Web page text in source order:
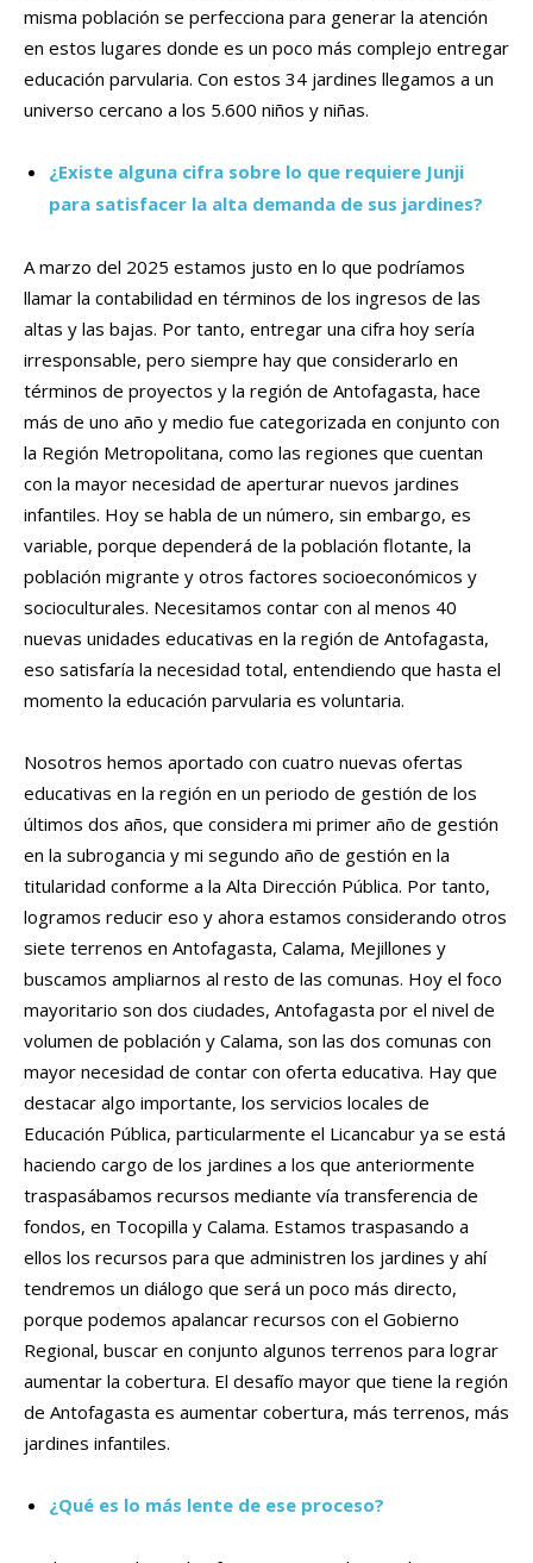
misma población se perfecciona para generar la atención
en estos lugares donde es un poco más complejo entregar
educación parvularia. Con estos 34 jardines llegamos a un
universo cercano a los 5.600 niños y niñas.
¿Existe alguna cifra sobre lo que requiere Junji
para satisfacer la alta demanda de sus jardines?
A marzo del 2025 estamos justo en lo que podríamos
llamar la contabilidad en términos de los ingresos de las
altas y las bajas. Por tanto, entregar una cifra hoy sería
irresponsable, pero siempre hay que considerarlo en
términos de proyectos y la región de Antofagasta, hace
más de uno año y medio fue categorizada en conjunto con
la Región Metropolitana, como las regiones que cuentan
con la mayor necesidad de aperturar nuevos jardines
infantiles. Hoy se habla de un número, sin embargo, es
variable, porque dependerá de la población flotante, la
población migrante y otros factores socioeconómicos y
socioculturales. Necesitamos contar con al menos 40
nuevas unidades educativas en la región de Antofagasta,
eso satisfaría la necesidad total, entendiendo que hasta el
momento la educación parvularia es voluntaria.
Nosotros hemos aportado con cuatro nuevas ofertas
educativas en la región en un periodo de gestión de los
últimos dos años, que considera mi primer año de gestión
en la subrogancia y mi segundo año de gestión en la
titularidad conforme a la Alta Dirección Pública. Por tanto,
logramos reducir eso y ahora estamos considerando otros
siete terrenos en Antofagasta, Calama, Mejillones y
buscamos ampliarnos al resto de las comunas. Hoy el foco
mayoritario son dos ciudades, Antofagasta por el nivel de
volumen de población y Calama, son las dos comunas con
mayor necesidad de contar con oferta educativa. Hay que
destacar algo importante, los servicios locales de
Educación Pública, particularmente el Licancabur ya se está
haciendo cargo de los jardines a los que anteriormente
traspasábamos recursos mediante vía transferencia de
fondos, en Tocopilla y Calama. Estamos traspasando a
ellos los recursos para que administren los jardines y ahí
tendremos un diálogo que será un poco más directo,
porque podemos apalancar recursos con el Gobierno
Regional, buscar en conjunto algunos terrenos para lograr
aumentar la cobertura. El desafío mayor que tiene la región
de Antofagasta es aumentar cobertura, más terrenos, más
jardines infantiles.
¿Qué es lo más lente de ese proceso?